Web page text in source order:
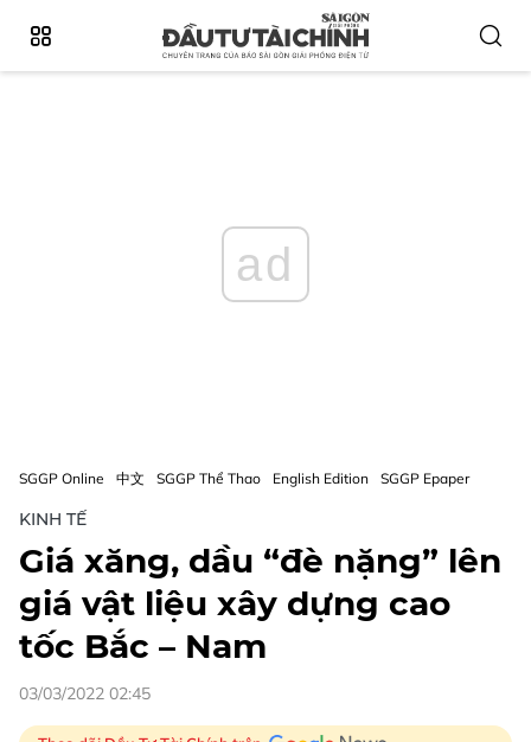
ad
SGGP Online 中文 SGGP Thể Thao English Edition SGGP Epaper
KINH TẾ
Giá xăng, dầu “đè nặng” lên
giá vật liệu xây dựng cao
tốc Bắc – Nam
03/03/2022 02:45